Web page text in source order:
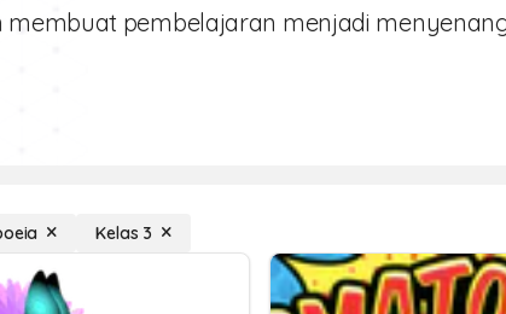
pembelajaran menjadi
Kelas 3